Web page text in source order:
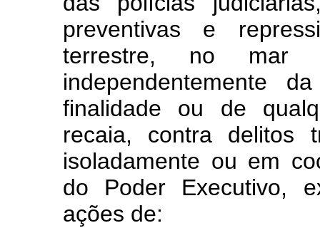
preventivas e
terrestre, no mar
independentemente
finalidade ou de
recaia, contra delitos
isoladamente ou em
do Poder Executivo,
ações de: